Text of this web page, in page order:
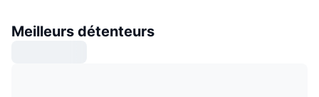
Meilleurs détenteurs